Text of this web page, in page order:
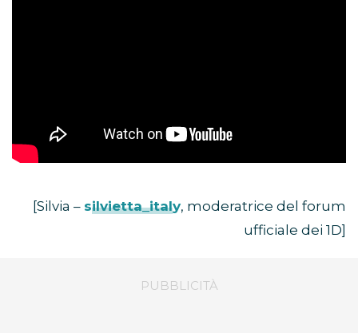
[Silvia – silvietta_italy, moderatrice del forum
ufficiale dei 1D]